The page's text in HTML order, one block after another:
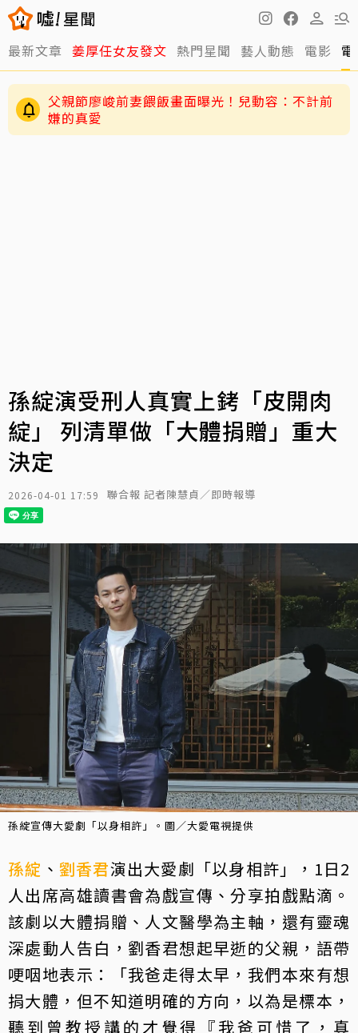
最新文章 姜厚任女友發文 熱門星聞 藝人動態 電影
父親節廖峻前妻餵飯畫面曝光！兒動容：不計前
嫌的真愛
孫綻演受刑人真實上銬「皮開肉
綻」 列清單做「大體捐贈」重大
決定
2026-04-01 17:59 聯合報 記者陳慧貞／即時報導
孫綻宣傳大愛劇「以身相許」。圖／大愛電視提供
孫綻 、 劉香君演出大愛劇「以身相許」，1日2
人出席高雄讀書會為戲宣傳、分享拍戲點滴。
該劇以大體捐贈、人文醫學為主軸，還有靈魂
深處動人告白，劉香君想起早逝的父親，語帶
哽咽地表示：「我爸走得太早，我們本來有想
捐大體，但不知道明確的方向，以為是標本，
聽到曾教授講的才覺得『我爸可惜了，真